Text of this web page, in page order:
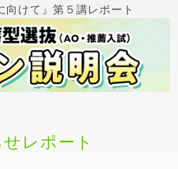
向けて』第５講レポート
レポート